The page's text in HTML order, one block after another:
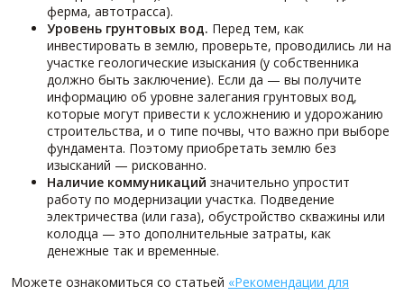
ферма, автотрасса).
Уровень грунтовых вод. Перед тем, как
инвестировать в землю, проверьте, проводились ли на
участке геологические изыскания (у собственника
должно быть заключение). Если да — вы получите
информацию об уровне залегания грунтовых вод,
которые могут привести к усложнению и удорожанию
строительства, и о типе почвы, что важно при выборе
фундамента. Поэтому приобретать землю без
изысканий — рискованно.
Наличие коммуникаций значительно упростит
работу по модернизации участка. Подведение
электричества (или газа), обустройство скважины или
колодца — это дополнительные затраты, как
денежные так и временные.
Можете ознакомиться со статьей «Рекомендации для